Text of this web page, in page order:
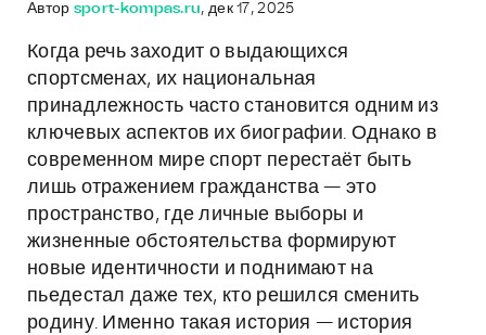
Автор sport-kompas.ru, дек 17, 2025
Когда речь заходит о выдающихся
спортсменах, их национальная
принадлежность часто становится одним из
ключевых аспектов их биографии. Однако в
современном мире спорт перестаёт быть
лишь отражением гражданства — это
пространство, где личные выборы и
жизненные обстоятельства формируют
новые идентичности и поднимают на
пьедестал даже тех, кто решился сменить
родину. Именно такая история — история